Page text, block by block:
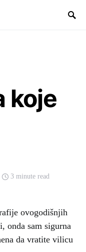
koje
3 minute read
ovogodišnjih
onda sam sigurna
da vratite vilicu